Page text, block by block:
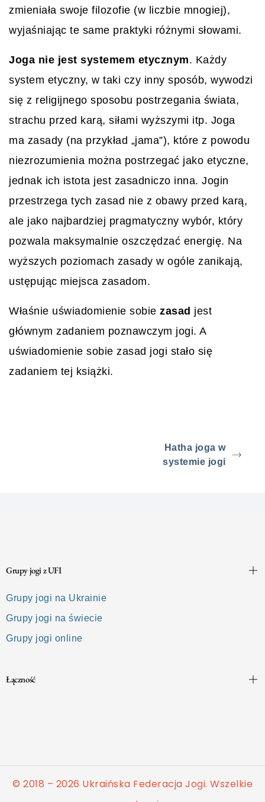
zmieniała swoje filozofie (w liczbie mnogiej),
wyjaśniając te same praktyki różnymi słowami.
Joga nie jest systemem etycznym. Każdy
system etyczny, w taki czy inny sposób, wywodzi
się z religijnego sposobu postrzegania świata,
strachu przed karą, siłami wyższymi itp. Joga
ma zasady (na przykład „jama”), które z powodu
niezrozumienia można postrzegać jako etyczne,
jednak ich istota jest zasadniczo inna. Jogin
przestrzega tych zasad nie z obawy przed karą,
ale jako najbardziej pragmatyczny wybór, który
pozwala maksymalnie oszczędzać energię. Na
wyższych poziomach zasady w ogóle zanikają,
ustępując miejsca zasadom.
Właśnie uświadomienie sobie zasad jest
głównym zadaniem poznawczym jogi. A
uświadomienie sobie zasad jogi stało się
zadaniem tej książki.
Hatha joga w
systemie jogi
Grupy jogi z UFI
Grupy jogi na Ukrainie
Grupy jogi na świecie
Grupy jogi online
Łączność
© 2018 – 2026 Ukraińska Federacja Jogi. Wszelkie